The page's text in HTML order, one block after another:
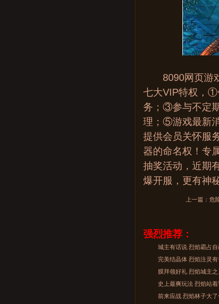
8090网页游戏
七大VIP特权，①
务；③参与不定
理；⑤游戏最新
提供会员关怀服
器的命名权！专
抽奖活动，近期
爆开服，更有神
上一篇：危
强烈推荐：
城主有话说 烈焰霸占
完美结晶体 烈焰注灵
膜拜领好礼 烈焰城主
史上最爽玩法 烈焰站
前来应战 烈焰林子大